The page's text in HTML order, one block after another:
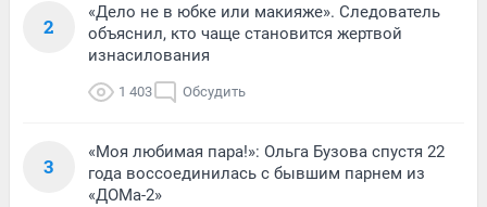
2
«Дело не в юбке или макияже». Следователь
объяснил, кто чаще становится жертвой
изнасилования
1 403 Обсудить
3
«Моя любимая пара!»: Ольга Бузова спустя 22
года воссоединилась с бывшим парнем из
«ДОМа-2»